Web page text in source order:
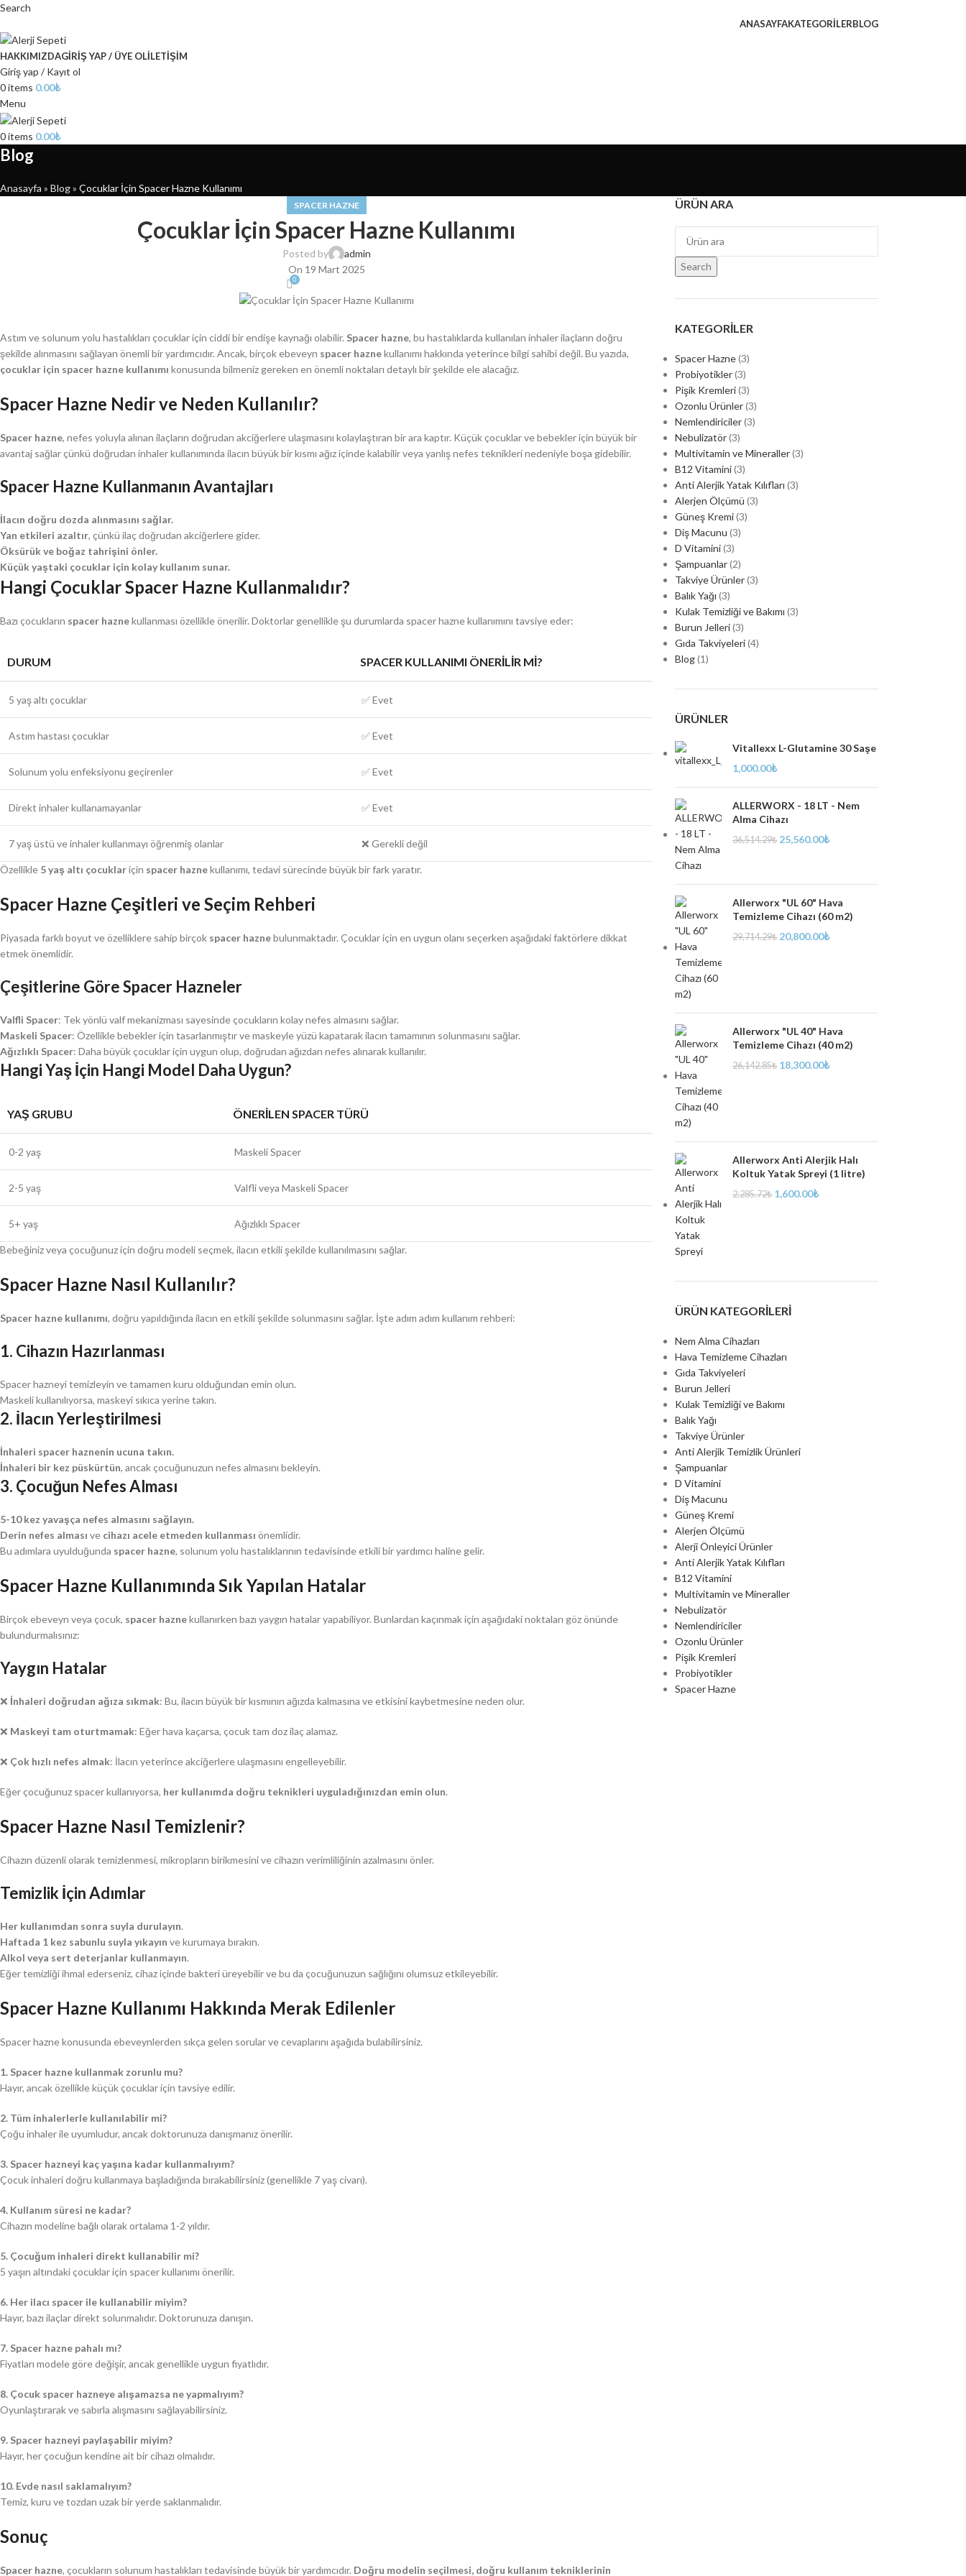
Search
ANASAYFAKATEGORILERBLOG
HAKKIMIZDAGIRIŞ YAP / ÜYE OLİLETIŞIM
Giriş yap / Kayıt ol
0items 0.00₺
Menu
0items 0.00₺
Blog
Anasayfa » Blog» Çocuklar İçin Spacer Hazne Kullanımı
SPACER HAZNE
Çocuklar İçin Spacer Hazne Kullanımı
Posted by
admin
On 19 Mart 2025
0
Astım ve solunum yolu hastalıkları çocuklar için ciddi bir endişe kaynağı olabilir. Spacer hazne, bu hastalıklarda kullanılan inhaler ilaçların doğru
şekilde alınmasını sağlayan önemli bir yardımcıdır. Ancak, birçok ebeveyn spacer haznekullanımı hakkında yeterince bilgi sahibi değil. Bu yazıda,
çocuklar için spacer hazne kullanımı konusunda bilmeniz gereken en önemli noktaları detaylı bir şekilde ele alacağız.
Spacer Hazne Nedir ve Neden Kullanılır?
Spacer hazne, nefes yoluyla alınan ilaçların doğrudan akciğerlere ulaşmasını kolaylaştıran bir ara kaptır. Küçük çocuklar ve bebekler için büyük bir
avantaj sağlar çünkü doğrudan inhaler kullanımında ilacın büyük bir kısmı ağız içinde kalabilir veya yanlış nefes teknikleri nedeniyle boşa gidebilir.
Spacer Hazne Kullanmanın Avantajları
İlacın doğru dozda alınmasını sağlar.
Yan etkileri azaltır, çünkü ilaç doğrudan akciğerlere gider.
Öksürük ve boğaz tahrişini önler.
Küçük yaştaki çocuklar için kolay kullanım sunar.
Hangi Çocuklar Spacer Hazne Kullanmalıdır?
Bazı çocukların spacer haznekullanması özellikle önerilir. Doktorlar genellikle şu durumlarda spacer hazne kullanımını tavsiye eder:
DURUM SPACER KULLANIMI ÖNERILIR MI?
5 yaş altı çocuklar ✅ Evet
Astım hastası çocuklar ✅ Evet
Solunum yolu enfeksiyonu geçirenler ✅ Evet
Direkt inhaler kullanamayanlar ✅ Evet
7 yaş üstü ve inhaler kullanmayı öğrenmiş olanlar ❌ Gerekli değil
Özellikle 5 yaş altı çocuklariçin spacer haznekullanımı, tedavi sürecinde büyük bir fark yaratır.
Spacer Hazne Çeşitleri ve Seçim Rehberi
Piyasada farklı boyut ve özelliklere sahip birçok spacer haznebulunmaktadır. Çocuklar için en uygun olanı seçerken aşağıdaki faktörlere dikkat
etmek önemlidir.
Çeşitlerine Göre Spacer Hazneler
Valfli Spacer: Tek yönlü valf mekanizması sayesinde çocukların kolay nefes almasını sağlar.
Maskeli Spacer: Özellikle bebekler için tasarlanmıştır ve maskeyle yüzü kapatarak ilacın tamamının solunmasını sağlar.
Ağızlıklı Spacer: Daha büyük çocuklar için uygun olup, doğrudan ağızdan nefes alınarak kullanılır.
Hangi Yaş İçin Hangi Model Daha Uygun?
YAŞ GRUBU ÖNERILEN SPACER TÜRÜ
0-2 yaş Maskeli Spacer
2-5 yaş Valfli veya Maskeli Spacer
5+ yaş Ağızlıklı Spacer
Bebeğiniz veya çocuğunuz için doğru modeli seçmek, ilacın etkili şekilde kullanılmasını sağlar.
Spacer Hazne Nasıl Kullanılır?
Spacer hazne kullanımı, doğru yapıldığında ilacın en etkili şekilde solunmasını sağlar. İşte adım adım kullanım rehberi:
1. Cihazın Hazırlanması
Spacer hazneyi temizleyin ve tamamen kuru olduğundan emin olun.
Maskeli kullanılıyorsa, maskeyi sıkıca yerine takın.
2. İlacın Yerleştirilmesi
İnhaleri spacer haznenin ucuna takın.
İnhaleri bir kez püskürtün, ancak çocuğunuzun nefes almasını bekleyin.
3. Çocuğun Nefes Alması
5-10 kez yavaşça nefes almasını sağlayın.
Derin nefes alması ve cihazı acele etmeden kullanması önemlidir.
Bu adımlara uyulduğunda spacer hazne, solunum yolu hastalıklarının tedavisinde etkili bir yardımcı haline gelir.
Spacer Hazne Kullanımında Sık Yapılan Hatalar
Birçok ebeveyn veya çocuk, spacer haznekullanırken bazı yaygın hatalar yapabiliyor. Bunlardan kaçınmak için aşağıdaki noktaları göz önünde
bulundurmalısınız:
Yaygın Hatalar
❌ İnhaleri doğrudan ağıza sıkmak: Bu, ilacın büyük bir kısmının ağızda kalmasına ve etkisini kaybetmesine neden olur.
❌ Maskeyi tam oturtmamak: Eğer hava kaçarsa, çocuk tam doz ilaç alamaz.
❌ Çok hızlı nefes almak: İlacın yeterince akciğerlere ulaşmasını engelleyebilir.
Eğer çocuğunuz spacer kullanıyorsa, her kullanımda doğru teknikleri uyguladığınızdan emin olun.
Spacer Hazne Nasıl Temizlenir?
Cihazın düzenli olarak temizlenmesi, mikropların birikmesini ve cihazın verimliliğinin azalmasını önler.
Temizlik İçin Adımlar
Her kullanımdan sonra suyla durulayın.
Haftada 1 kez sabunlu suyla yıkayın ve kurumaya bırakın.
Alkol veya sert deterjanlar kullanmayın.
Eğer temizliği ihmal ederseniz, cihaz içinde bakteri üreyebilir ve bu da çocuğunuzun sağlığını olumsuz etkileyebilir.
Spacer Hazne Kullanımı Hakkında Merak Edilenler
Spacer hazne konusunda ebeveynlerden sıkça gelen sorular ve cevaplarını aşağıda bulabilirsiniz.
1. Spacer hazne kullanmak zorunlu mu?
Hayır, ancak özellikle küçük çocuklar için tavsiye edilir.
2. Tüm inhalerlerle kullanılabilir mi?
Çoğu inhaler ile uyumludur, ancak doktorunuza danışmanız önerilir.
3. Spacer hazneyi kaç yaşına kadar kullanmalıyım?
Çocuk inhaleri doğru kullanmaya başladığında bırakabilirsiniz (genellikle 7 yaş civarı).
4. Kullanım süresi ne kadar?
Cihazın modeline bağlı olarak ortalama 1-2 yıldır.
5. Çocuğum inhaleri direkt kullanabilir mi?
5 yaşın altındaki çocuklar için spacer kullanımı önerilir.
6. Her ilacı spacer ile kullanabilir miyim?
Hayır, bazı ilaçlar direkt solunmalıdır. Doktorunuza danışın.
7. Spacer hazne pahalı mı?
Fiyatları modele göre değişir, ancak genellikle uygun fiyatlıdır.
8. Çocuk spacer hazneye alışamazsa ne yapmalıyım?
Oyunlaştırarak ve sabırla alışmasını sağlayabilirsiniz.
9. Spacer hazneyi paylaşabilir miyim?
Hayır, her çocuğun kendine ait bir cihazı olmalıdır.
10. Evde nasıl saklamalıyım?
Temiz, kuru ve tozdan uzak bir yerde saklanmalıdır.
Sonuç
Spacer hazne, çocukların solunum hastalıkları tedavisinde büyük bir yardımcıdır. Doğru modelin seçilmesi, doğru kullanım tekniklerinin
ÜRÜN ARA
Search
KATEGORILER
Spacer Hazne(3)
Probiyotikler(3)
Pişik Kremleri(3)
Ozonlu Ürünler(3)
Nemlendiriciler(3)
Nebulizatör(3)
Multivitamin ve Mineraller(3)
B12 Vitamini(3)
Anti Alerjik Yatak Kılıfları (3)
Alerjen Ölçümü (3)
Güneş Kremi(3)
Diş Macunu (3)
D Vitamini(3)
Şampuanlar(2)
Takviye Ürünler(3)
Balık Yağı (3)
Kulak Temizliği ve Bakımı (3)
Burun Jelleri(3)
Gıda Takviyeleri(4)
Blog(1)
ÜRÜNLER
Vitallexx L-Glutamine 30 Saşe
1,000.00₺
ALLERWORX - 18 LT - Nem
Alma Cihazı
36,514.29₺ 25,560.00₺
Allerworx "UL 60" Hava
Temizleme Cihazı (60 m2)
29,714.29₺ 20,800.00₺
Allerworx "UL 40" Hava
Temizleme Cihazı (40 m2)
26,142.85₺ 18,300.00₺
Allerworx Anti Alerjik Halı
Koltuk Yatak Spreyi (1 litre)
2,285.72₺ 1,600.00₺
ÜRÜN KATEGORILERI
Nem Alma Cihazları
Hava Temizleme Cihazları
Gıda Takviyeleri
Burun Jelleri
Kulak Temizliği ve Bakımı
Balık Yağı
Takviye Ürünler
Anti Alerjik Temizlik Ürünleri
Şampuanlar
D Vitamini
Diş Macunu
Güneş Kremi
Alerjen Ölçümü
Alerji Önleyici Ürünler
Anti Alerjik Yatak Kılıfları
B12 Vitamini
Multivitamin ve Mineraller
Nebulizatör
Nemlendiriciler
Ozonlu Ürünler
Pişik Kremleri
Probiyotikler
Spacer Hazne